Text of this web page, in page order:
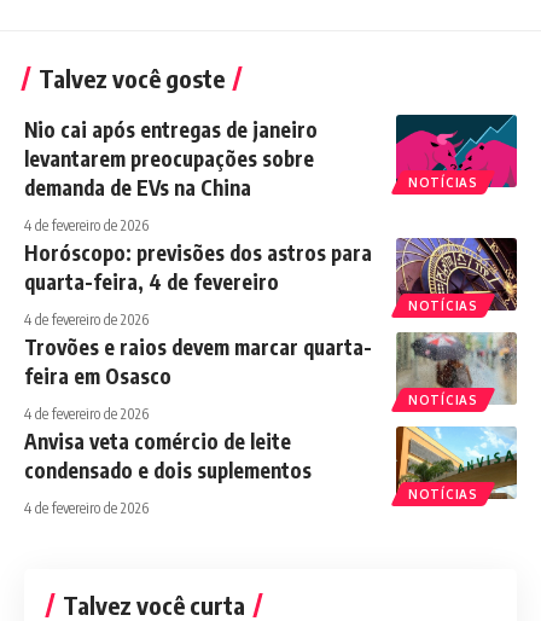
Talvez você goste
NOTÍCIAS
Nio cai após entregas de janeiro
levantarem preocupações sobre
demanda de EVs na China
4 de fevereiro de 2026
NOTÍCIAS
Horóscopo: previsões dos astros para
quarta-feira, 4 de fevereiro
4 de fevereiro de 2026
NOTÍCIAS
Trovões e raios devem marcar quarta-
feira em Osasco
4 de fevereiro de 2026
NOTÍCIAS
Anvisa veta comércio de leite
condensado e dois suplementos
4 de fevereiro de 2026
Talvez você curta